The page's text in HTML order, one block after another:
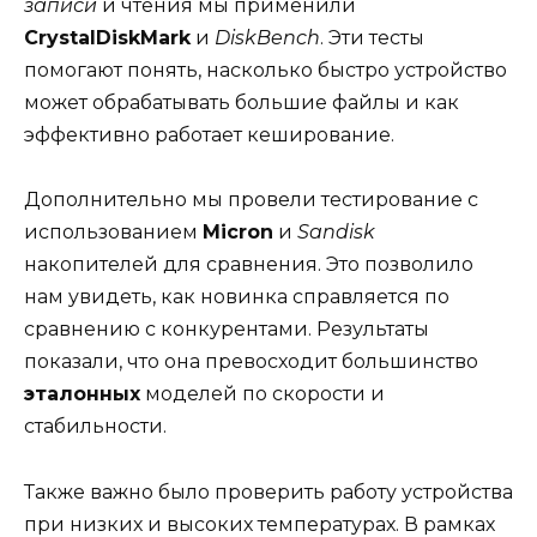
записи и чтения мы применили
CrystalDiskMarkи DiskBench. Эти тесты
помогают понять, насколько быстро устройство
может обрабатывать большие файлы и как
эффективно работает кеширование.
Дополнительно мы провели тестирование с
использованием Micron и Sandisk
накопителей для сравнения. Это позволило
нам увидеть, как новинка справляется по
сравнению с конкурентами. Результаты
показали, что она превосходит большинство
эталонных моделей по скорости и
стабильности.
Также важно было проверить работу устройства
при низких и высоких температурах. В рамках